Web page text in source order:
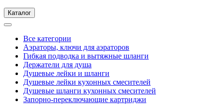
Каталог
Все категории
Аэраторы, ключи для аэраторов
Гибкая подводка и вытяжные шланги
Держатели для душа
Душевые лейки и шланги
Душевые лейки кухонных смесителей
Душевые шланги кухонных смесителей
Запорно-переключающие картриджи